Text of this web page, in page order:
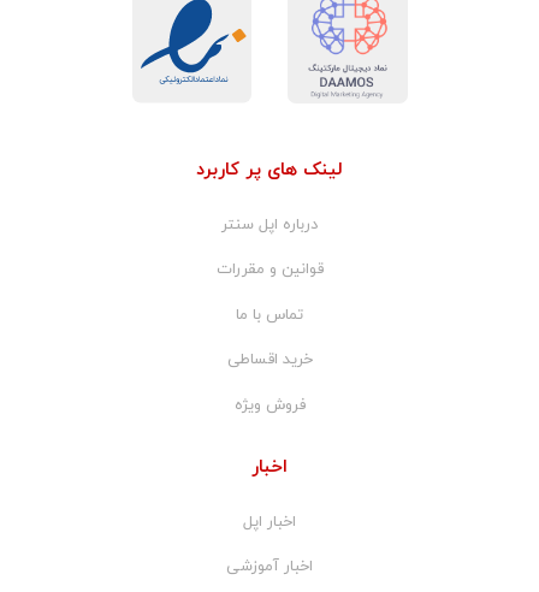
لینک های پر کاربرد
درباره اپل سنتر
قوانین و مقررات
تماس با ما
خرید اقساطی
فروش ویژه
اخبار
اخبار اپل
اخبار آموزشی